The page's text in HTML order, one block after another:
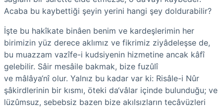
Acaba bu kaybettiği şeyin yerini hangi şey doldurabilir?
İşte bu hakîkate binâen benim ve kardeşlerimin her
birimizin yüz derece aklımız ve fikrimiz ziyâdeleşse de,
bu muazzam vazîfe-i kudsiyenin hizmetine ancak kâfî
gelebilir. Sâir mesâile bakmak, bize fuzûlî
ve mâlâya‘nî olur. Yalnız bu kadar var ki: Risâle-i Nûr
şâkirdlerinin bir kısmı, öteki da‘vâlar içinde bulunduğu; ve
lüzûmsuz, sebebsiz bazen bize akılsızların tecâvüzleri